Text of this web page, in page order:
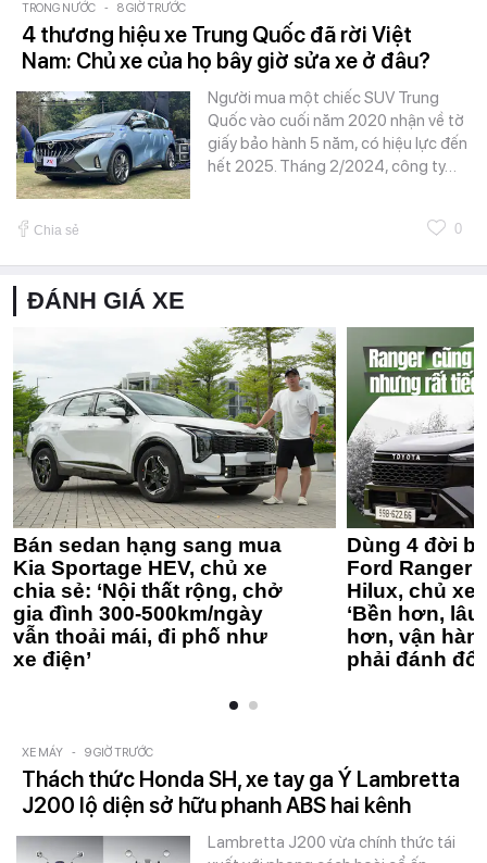
TRONG NƯỚC - 8 GIỜ TRƯỚC
4 thương hiệu xe Trung Quốc đã rời Việt
Nam: Chủ xe của họ bây giờ sửa xe ở đâu?
Người mua một chiếc SUV Trung
Quốc vào cuối năm 2020 nhận về tờ
giấy bảo hành 5 năm, có hiệu lực đến
hết 2025. Tháng 2/2024, công ty…
Chia sẻ 0
ĐÁNH GIÁ XE
Bán sedan hạng sang mua
Kia Sportage HEV, chủ xe
chia sẻ: ‘Nội thất rộng, chở
gia đình 300-500km/ngày
vẫn thoải mái, đi phố như
xe điện’
Dùng 4 đời
Ford Ranger
Hilux, chủ xe
‘Bền hơn,
hơn, vận
phải đánh
XE MÁY - 9 GIỜ TRƯỚC
Thách thức Honda SH, xe tay ga Ý Lambretta
J200 lộ diện sở hữu phanh ABS hai kênh
Lambretta J200 vừa chính thức tái